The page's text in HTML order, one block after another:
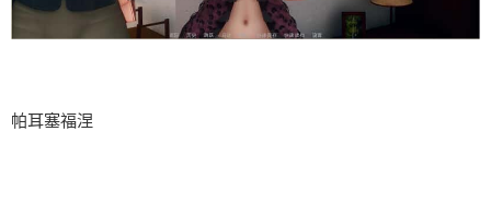
帕耳塞福涅